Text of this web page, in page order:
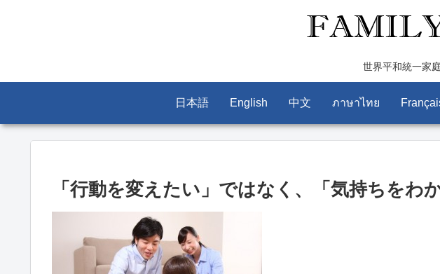
世界平和統一家
日本語 English 中文 ภาษาไทย
「行動を変えたい」ではなく、「気持ちをわ